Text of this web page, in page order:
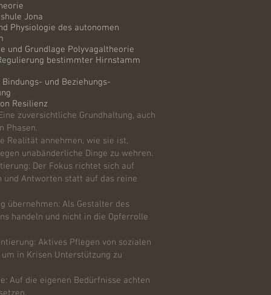
Jona
Physiologie des autonomen
und Grundlage Polyvagaltheorie
bestimmter Hirnstamm
und Beziehungs-
Resilienz
zuversichtliche Grundhaltung, auch
Phasen.
Realität annehmen, wie sie ist,
unabänderliche Dinge zu wehren.
Der Fokus richtet sich auf
und Antworten statt auf das reine
übernehmen: Als Gestalter des
handeln und nicht in die Opferrolle
Aktives Pflegen von sozialen
um in Krisen Unterstützung zu
Auf die eigenen Bedürfnisse achten